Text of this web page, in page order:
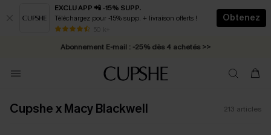
EXCLU APP 📲 -15% SUPP.
Téléchargez pour -15% supp. + livraison offerts !
50 k+
Obtenez
* Livraison éclair 2-3 jours ouvrés >>
Abonnement E-mail : -25% dès 4 achetés >>
Cupshe x Macy Blackwell 213 articles